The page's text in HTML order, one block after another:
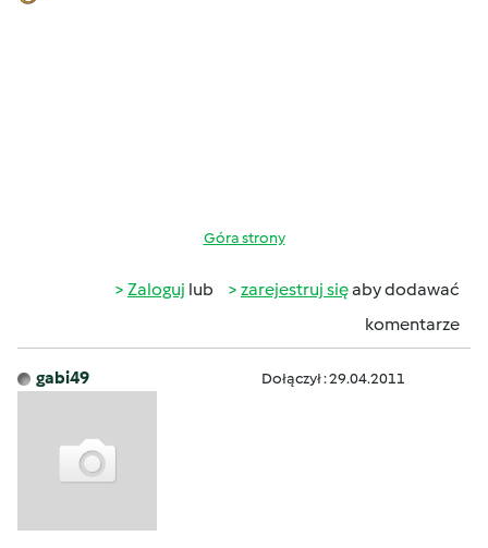
Góra strony
Zaloguj lub zarejestruj sięaby dodawać
komentarze
gabi49 Dołączył : 29.04.2011